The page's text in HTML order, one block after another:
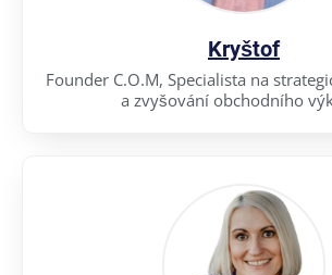
Kryštof
Founder C.O.M, Specialista na
a zvyšování obchodního